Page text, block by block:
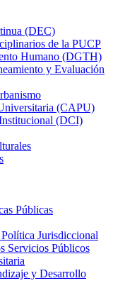
(DEC)
de la PUCP
Humano (DGTH)
y Evaluación
(CAPU)
(DCI)
Públicas
Jurisdiccional
Servicios Públicos
y Desarrollo